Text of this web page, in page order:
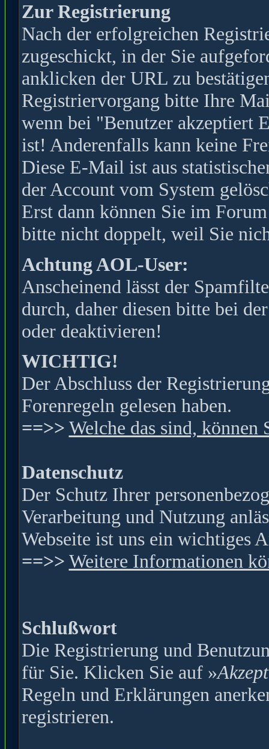
Zur Registrierung
Nach der erfolgreichen
zugeschickt, in der Sie
anklicken der URL zu
Registriervorgang bitte Ihre
wenn bei "Benutzer akzeptiert
ist! Anderenfalls kann keine
Diese E-Mail ist aus
der Account vom System
Erst dann können Sie im
bitte nicht doppelt, weil Sie
Achtung AOL-User:
Anscheinend lässt der
durch, daher diesen bitte bei
oder deaktivieren!
WICHTIG!
Der Abschluss der
Forenregeln gelesen haben.
==>> Welche das sind, können
Datenschutz
Der Schutz Ihrer
Verarbeitung und Nutzung
Webseite ist uns ein wichtiges
==>> Weitere Informationen
Schlußwort
Die Registrierung und
für Sie. Klicken Sie auf »
Regeln und Erklärungen
registrieren.